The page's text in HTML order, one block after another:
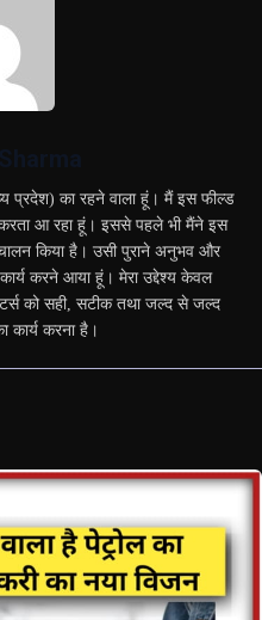
प्रदेश) का रहने वाला हूं। मैं इस फील्ड
करता आ रहा हूं। इससे पहले भी मैंने इस
किया है। उसी पुराने अनुभव और
करने आया हूं। मेरा उद्देश्य केवल
को सही, सटीक तथा जल्द से जल्द
कार्य करना है।